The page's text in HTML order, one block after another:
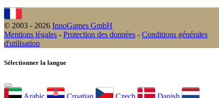
© 2003 - 2026 InnoGames GmbH
Mentions légales - Protection des données - Conditions générales
d'utilisation
Sélectionner la langue
Arabic Croatian Czech
Danish